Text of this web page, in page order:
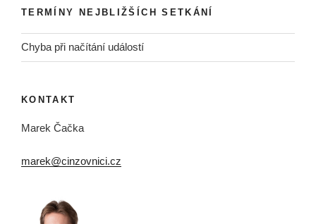
TERMÍNY NEJBLIŽŠÍCH SETKÁNÍ
Chyba při načítání událostí
KONTAKT
Marek Čačka
marek@cinzovnici.cz